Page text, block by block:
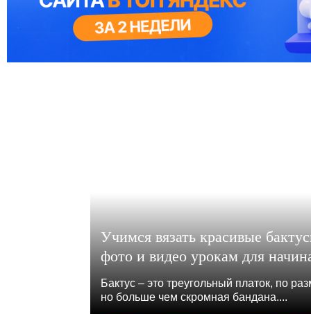
Учимся вязать красивые
фото и видео урокам для
Бактус – это треугольный платок, по
но больше чем скромная бандана....